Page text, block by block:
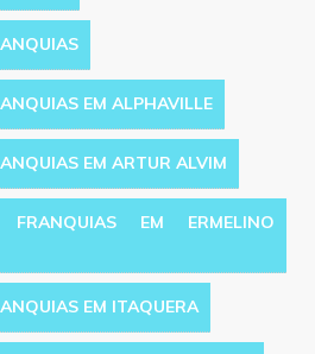
EM ALPHAVILLE
EM ARTUR ALVIM
EM ERMELINO
EM ITAQUERA